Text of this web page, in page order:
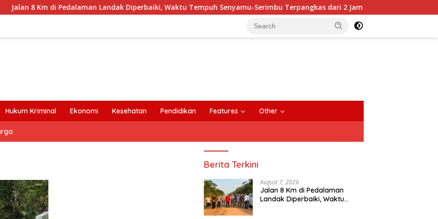
8 Km di Pedalaman Landak Diperbaiki, Waktu Tempuh Senyamu-Serimbu Terpangkas dari 2 Jam Jadi 20 Menit
Hukum Kriminal Ekonomi Kesehatan Pendidikan Features Other
Berita Terkini
August 7, 2026
Jalan 8 Km di Pedalaman
Landak Diperbaiki, Waktu